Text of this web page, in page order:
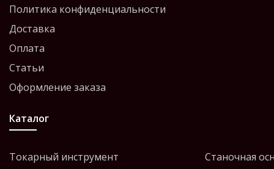
Политика конфиденциальности
Доставка
Оплата
Статьи
Оформление заказа
Каталог
Токарный инструмент
Станочная